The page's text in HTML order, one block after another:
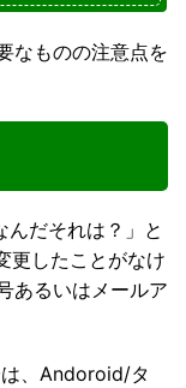
なものの注意点を
だそれは？」と
更したことがなけ
あるいはメールア
、Andoroid/タ